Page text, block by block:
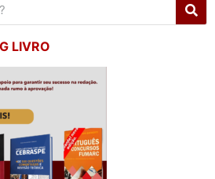
LIVRO